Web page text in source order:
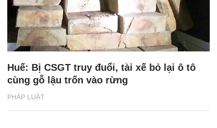
PHÁP LUẬT
Huế: Bị CSGT truy đuổi, tài xế bỏ lại ô tô
cùng gỗ lậu trốn vào rừng